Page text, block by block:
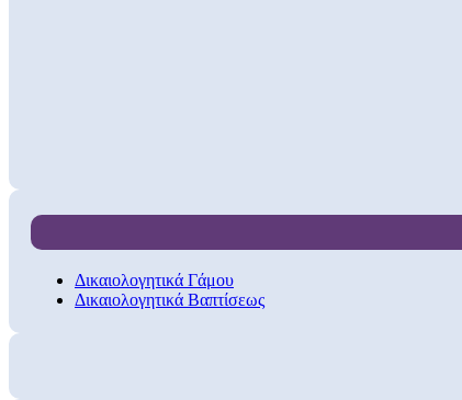
Δικαιολογητικά Γάμου
Δικαιολογητικά Βαπτίσεως